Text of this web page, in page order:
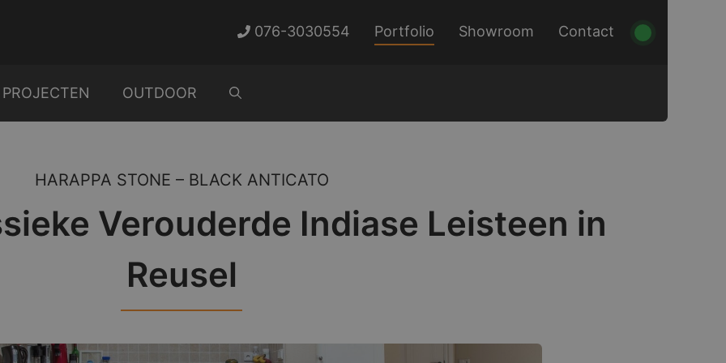
076-3030554 Portfolio Showroom Contact
PROJECTEN OUTDOOR
HARAPPA STONE – BLACK ANTICATO
Verouderde Indiase Leisteen in
Reusel